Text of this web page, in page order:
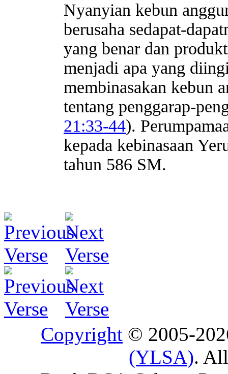
Nyanyian kebun
berusaha sedapat-
yang benar dan
menjadi apa yang
membinasakan kebun
tentang penggarap-
21:33-44).
kepada kebinasaan
tahun 586 SM.
Copyright © 2005-
(YLSA).